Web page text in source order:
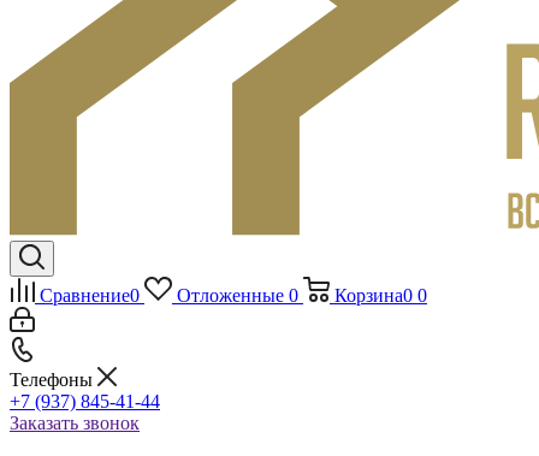
Сравнение0 Отложенные 0 Корзина0 0
Телефоны
+7 (937) 845-41-44
Заказать звонок